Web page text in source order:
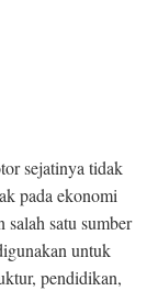
sejatinya tidak
pada ekonomi
salah satu sumber
untuk
pendidikan,